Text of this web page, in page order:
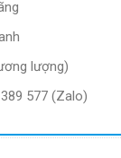
lượng)
577 (Zalo)